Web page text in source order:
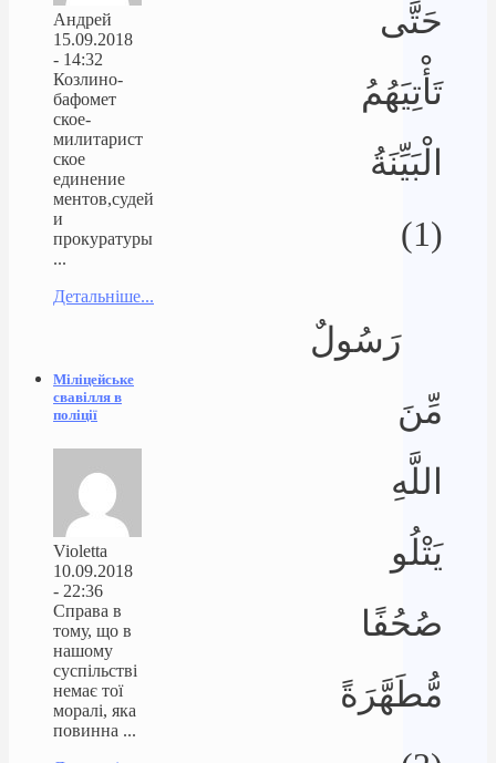
حَتَّى
تَأْتِيَهُمُ
الْبَيِّنَةُ
(1)
رَسُولٌ
مِّنَ
اللَّهِ
يَتْلُو
صُحُفًا
مُّطَهَّرَةً
Андрей
15.09.2018
- 14:32
Козлино-
бафомет
ское-
милитарист
ское
единение
ментов,судей
и
прокуратуры
...
Детальніше...
Міліцейське
свавілля в
поліції
Violetta
10.09.2018
- 22:36
Справа в
тому, що в
нашому
суспільстві
немає тої
моралі, яка
повинна ...